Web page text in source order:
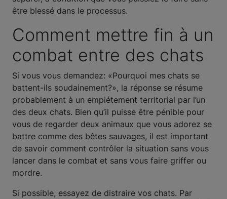
être blessé dans le processus.
Comment mettre fin à un
combat entre des chats
Si vous vous demandez: «Pourquoi mes chats se
battent-ils soudainement?», la réponse se résume
probablement à un empiétement territorial par l’un
des deux chats. Bien qu’il puisse être pénible pour
vous de regarder deux animaux que vous adorez se
battre comme des bêtes sauvages, il est important
de savoir comment contrôler la situation sans vous
lancer dans le combat et sans vous faire griffer ou
mordre.
Si possible, essayez de distraire vos chats. Par